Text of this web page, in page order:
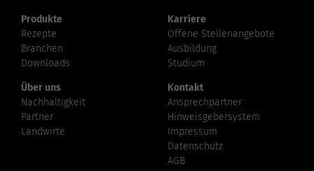
Produkte
Rezepte
Branchen
Downloads
Karriere
Offene Stellenangebote
Ausbildung
Studium
Über uns
Nachhaltigkeit
Partner
Landwirte
Kontakt
Ansprechpartner
Hinweisgebersystem
Impressum
Datenschutz
AGB